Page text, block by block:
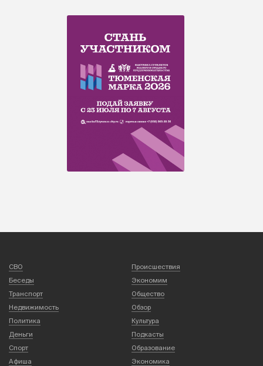
СВО
Происшествия
Беседы
Экономим
Транспорт
Общество
Недвижимость
Обзор
Политика
Культура
Деньги
Подкасты
Спорт
Образование
Афиша
Экономика